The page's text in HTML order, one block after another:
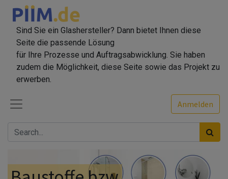
Sind Sie ein Glashersteller? Dann bietet Ihnen diese
Seite die passende Lösung
für Ihre Prozesse und Auftragsabwicklung. Sie haben
zudem die Möglichkeit, diese Seite sowie das Projekt zu
erwerben.
Anmelden